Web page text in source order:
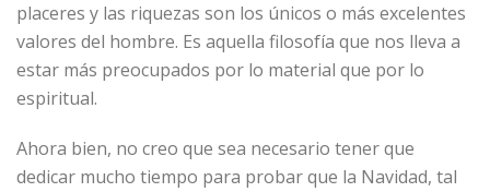
placeres y las riquezas son los únicos o más excelentes
valores del hombre. Es aquella filosofía que nos lleva a
estar más preocupados por lo material que por lo
espiritual.
Ahora bien, no creo que sea necesario tener que
dedicar mucho tiempo para probar que la Navidad, tal